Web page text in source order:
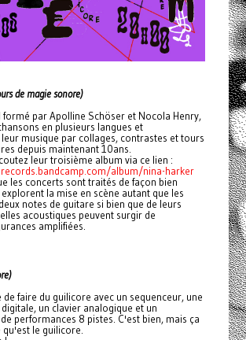
de magie sonore)
formé par Apolline Schöser et Nocola Henry,
en plusieurs langues et
musique par collages, contrastes et tours
depuis maintenant 10ans.
leur troisième album via ce lien :
album/nina-harker
les concerts sont traités de façon bien
la mise en scène autant que les
notes de guitare si bien que de leurs
acoustiques peuvent surgir de
amplifiées.
de faire du guilicore avec un sequenceur, une
un clavier analogique et un
performances 8 pistes. C'est bien, mais ça
qu'est le guilicore.